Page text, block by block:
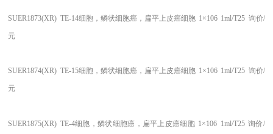
SUER1873(XR) TE-14细胞，鳞状细胞癌，扁平上皮癌细胞 1×106 1ml/T25 询价/
元
SUER1874(XR) TE-15细胞，鳞状细胞癌，扁平上皮癌细胞 1×106 1ml/T25 询价/
元
SUER1875(XR) TE-4细胞，鳞状细胞癌，扁平上皮癌细胞 1×106 1ml/T25 询价/